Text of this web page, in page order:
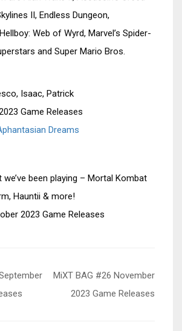
II, Endless Dungeon,
Web of Wyrd, Marvel’s Spider-
and Super Mario Bros.
Isaac, Patrick
Game Releases
Dreams
we’ve been playing – Mortal Kombat
Hauntii & more!
2023 Game Releases
MiXT BAG #26 November
2023 Game Releases